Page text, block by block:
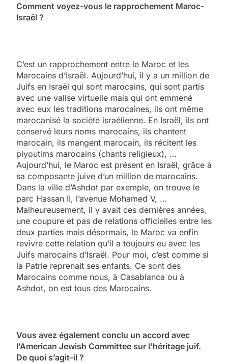
Comment voyez-vous le rapprochement Maroc-
Israël ?
C’est un rapprochement entre le Maroc et les
Marocains d’Israël. Aujourd’hui, il y a un million de
Juifs en Israël qui sont marocains, qui sont partis
avec une valise virtuelle mais qui ont emmené
avec eux les traditions marocaines, ils ont même
marocanisé la société israélienne. En Israël, ils ont
conservé leurs noms marocains, ils chantent
marocain, ils mangent marocain, ils récitent les
piyoutims marocains (chants religieux), …
Aujourd’hui, le Maroc est présent en Israël, grâce à
sa composante juive d’un million de marocains.
Dans la ville d’Ashdot par exemple, on trouve le
parc Hassan II, l’avenue Mohamed V, …
Malheureusement, il y avait ces dernières années,
une coupure et pas de relations officielles entre les
deux parties mais désormais, le Maroc va enfin
revivre cette relation qu’il a toujours eu avec les
Juifs marocains d’Israël. Pour moi, c’est comme si
la Patrie reprenait ses enfants. Ce sont des
Marocains comme nous, à Casablanca ou à
Ashdot, on est tous des Marocains.
Vous avez également conclu un accord avec
l’American Jewish Committee sur l’héritage juif.
De quoi s’agit-il ?